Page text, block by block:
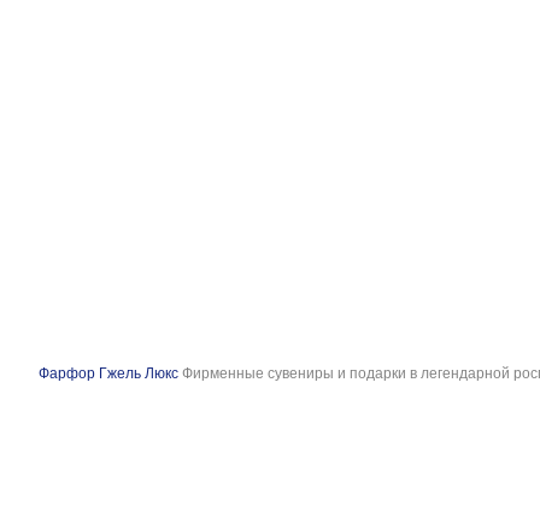
Фарфор Гжель Люкс Фирменные сувениры и подарки в легендарной